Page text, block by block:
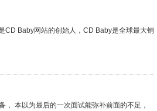
CD Baby网站的创始人，CD Baby是全球最大销
本以为最后的一次面试能弥补前面的不足，